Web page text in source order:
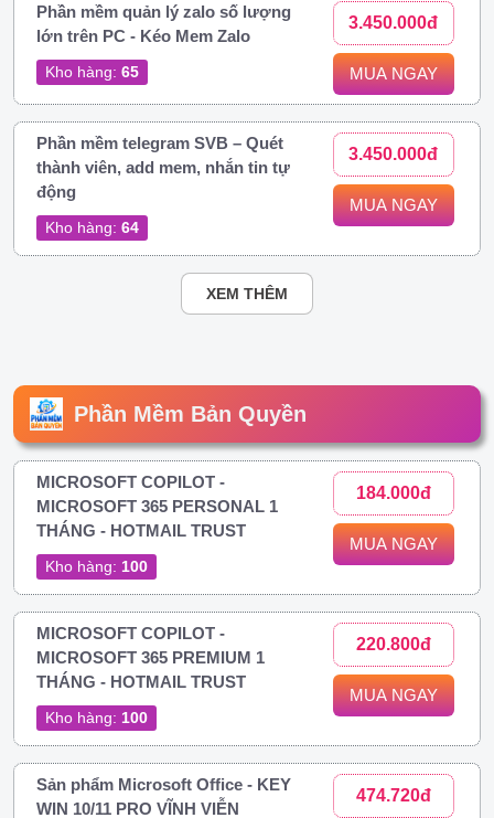
Phần mềm quản lý zalo số lượng
lớn trên PC - Kéo Mem Zalo
Kho hàng: 65
3.450.000đ
MUA NGAY
Phần mềm telegram SVB – Quét
thành viên, add mem, nhắn tin tự
động
Kho hàng: 64
3.450.000đ
MUA NGAY
XEM THÊM
Phần Mềm Bản Quyền
MICROSOFT COPILOT -
MICROSOFT 365 PERSONAL 1
THÁNG - HOTMAIL TRUST
Kho hàng: 100
184.000đ
MUA NGAY
MICROSOFT COPILOT -
MICROSOFT 365 PREMIUM 1
THÁNG - HOTMAIL TRUST
Kho hàng: 100
220.800đ
MUA NGAY
Sản phẩm Microsoft Office - KEY
WIN 10/11 PRO VĨNH VIỄN
474.720đ